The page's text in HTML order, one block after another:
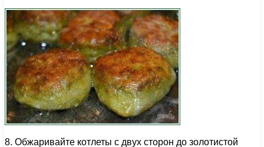
8. Обжаривайте котлеты с двух сторон до золотистой